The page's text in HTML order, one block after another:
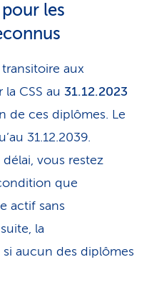
les
aux
CSS au 31.12.2023
de ces diplômes. Le
31.12.2039.
délai, vous restez
que
actif sans
la
aucun des diplômes